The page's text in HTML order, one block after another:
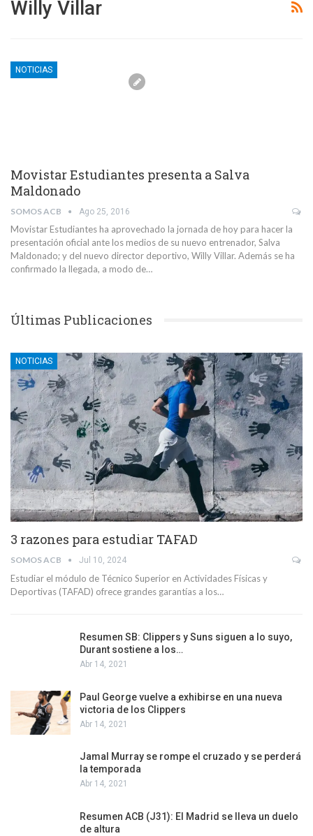
Willy Villar
NOTICIAS
Movistar Estudiantes presenta a Salva
Maldonado
SOMOS ACB Ago 25, 2016
Movistar Estudiantes ha aprovechado la jornada de hoy para hacer la
presentación oficial ante los medios de su nuevo entrenador, Salva
Maldonado; y del nuevo director deportivo, Willy Villar. Además se ha
confirmado la llegada, a modo de…
Últimas Publicaciones
NOTICIAS
3 razones para estudiar TAFAD
SOMOS ACB Jul 10, 2024
Estudiar el módulo de Técnico Superior en Actividades Físicas y
Deportivas (TAFAD) ofrece grandes garantías a los…
Resumen SB: Clippers y Suns siguen a lo suyo,
Durant sostiene a los…
Abr 14, 2021
Paul George vuelve a exhibirse en una nueva
victoria de los Clippers
Abr 14, 2021
Jamal Murray se rompe el cruzado y se perderá
la temporada
Abr 14, 2021
Resumen ACB (J31): El Madrid se lleva un duelo
de altura